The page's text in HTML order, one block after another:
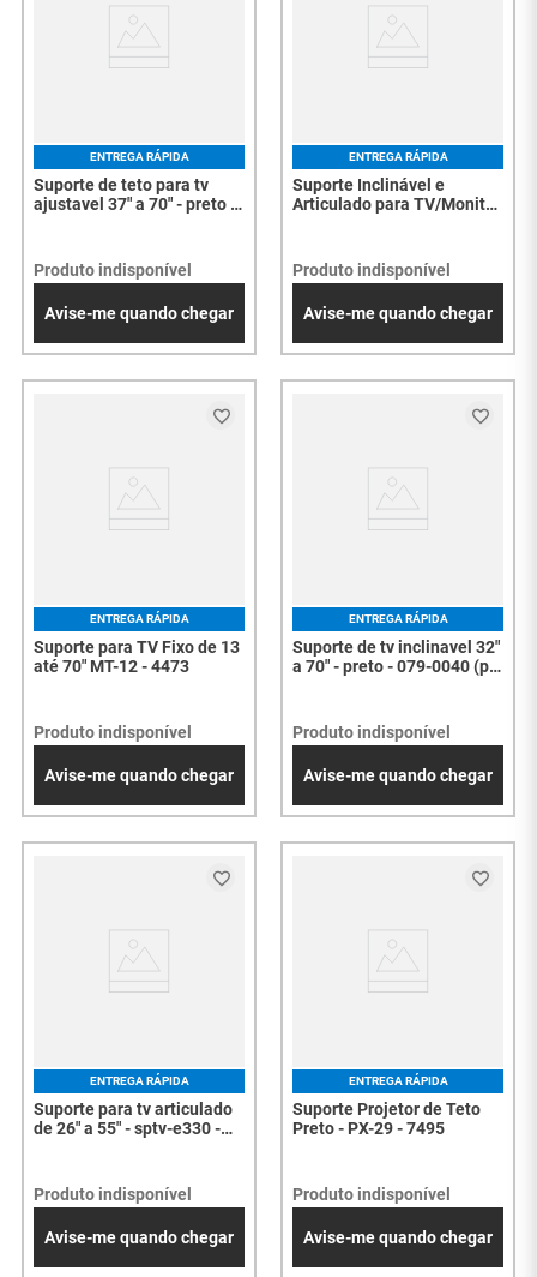
ENTREGA RÁPIDA
Suporte de teto para tv
ajustavel 37" a 70" - preto -
Produto indisponível
Avise-me quando chegar
ENTREGA RÁPIDA
Suporte Inclinável e
Articulado para TV/Monitor
Produto indisponível
Avise-me quando chegar
ENTREGA RÁPIDA
Suporte para TV Fixo de 13
até 70" MT-12 - 4473
Produto indisponível
Avise-me quando chegar
ENTREGA RÁPIDA
Suporte de tv inclinavel 32"
a 70" - preto - 079-0040 (px-
Produto indisponível
Avise-me quando chegar
ENTREGA RÁPIDA
Suporte para tv articulado
de 26" a 55" - sptv-e330 -
Produto indisponível
Avise-me quando chegar
ENTREGA RÁPIDA
Suporte Projetor de Teto
Preto - PX-29 - 7495
Produto indisponível
Avise-me quando chegar